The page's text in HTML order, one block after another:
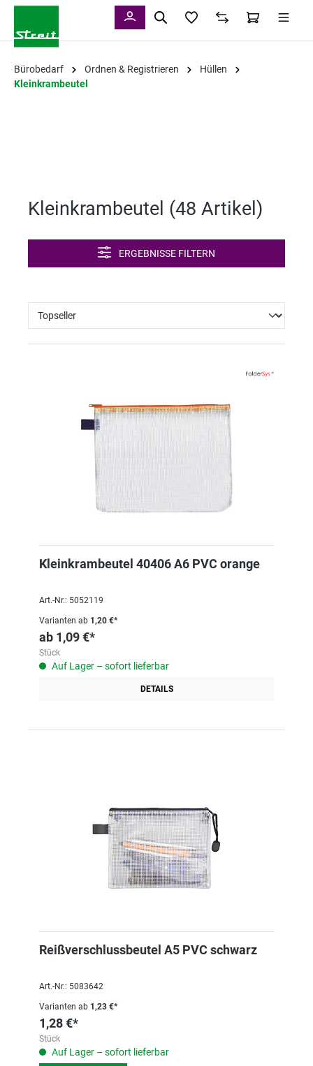
Bürobedarf Ordnen & Registrieren
Hüllen
Kleinkrambeutel
Kleinkrambeutel (48 Artikel )
ERGEBNISSE FILTERN
Kleinkrambeutel 40406 A6 PVC orange
Art.-Nr.: 5052119
Varianten ab 1,20 €*
ab 1,09 €*
Stück
Auf Lager – sofort lieferbar
DETAILS
Reißverschlussbeutel A5 PVC schwarz
Art.-Nr.: 5083642
Varianten ab 1,23 €*
1,28 €*
Stück
Auf Lager – sofort lieferbar